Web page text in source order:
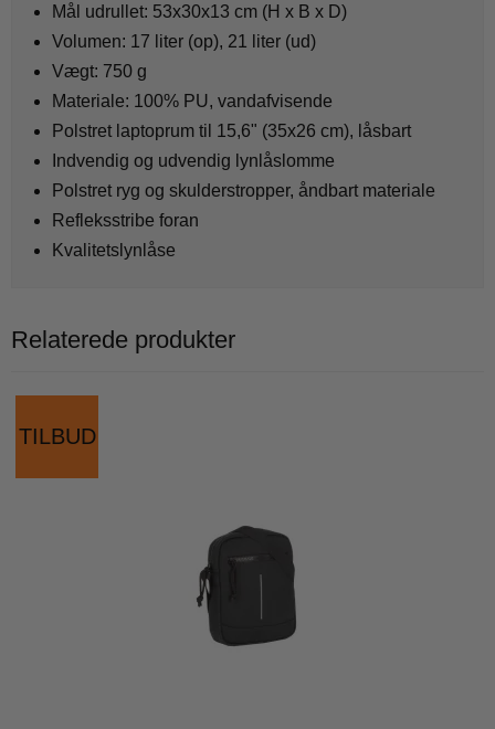
Mål udrullet: 53x30x13 cm (H x B x D)
Volumen: 17 liter (op), 21 liter (ud)
Vægt: 750 g
Materiale: 100% PU, vandafvisende
Polstret laptoprum til 15,6" (35x26 cm), låsbart
Indvendig og udvendig lynlåslomme
Polstret ryg og skulderstropper, åndbart materiale
Refleksstribe foran
Kvalitetslynlåse
Relaterede produkter
TILBUD